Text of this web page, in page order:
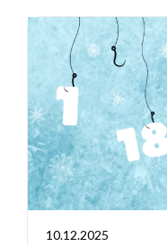
10.12.2025